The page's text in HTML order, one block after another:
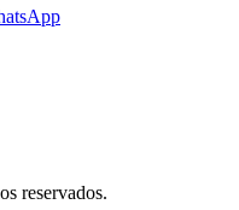
reservados.